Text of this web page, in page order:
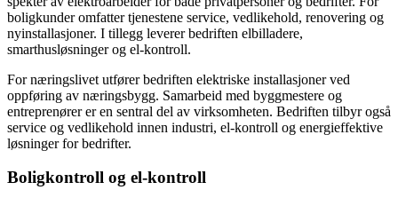
boligkunder omfatter tjenestene service, vedlikehold, renovering og
nyinstallasjoner. I tillegg leverer bedriften elbilladere,
smarthusløsninger og el-kontroll.
For næringslivet utfører bedriften elektriske installasjoner ved
oppføring av næringsbygg. Samarbeid med byggmestere og
entreprenører er en sentral del av virksomheten. Bedriften tilbyr også
service og vedlikehold innen industri, el-kontroll og energieffektive
løsninger for bedrifter.
Boligkontroll og el-kontroll